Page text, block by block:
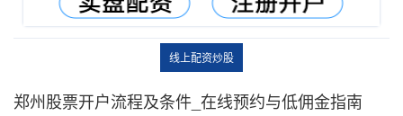
线上配资炒股
郑州股票开户流程及条件_在线预约与低佣金指南